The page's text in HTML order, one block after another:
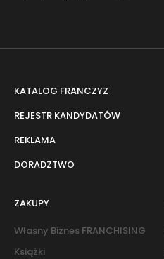
KATALOG FRANCZYZ
REJESTR KANDYDATÓW
REKLAMA
DORADZTWO
ZAKUPY
Własny Biznes FRANCHISING
Książki